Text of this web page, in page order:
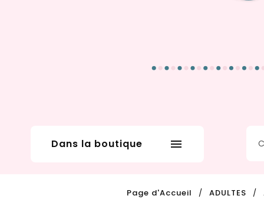
Dans la boutique 
Page d'Accueil ADULTES